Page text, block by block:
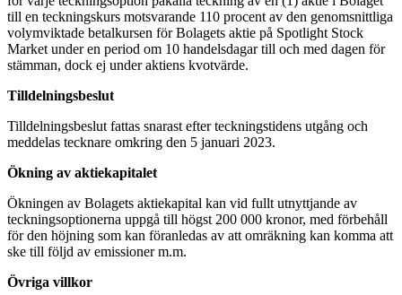
till en teckningskurs motsvarande 110 procent av den genomsnittliga
volymviktade betalkursen för Bolagets aktie på Spotlight Stock
Market under en period om 10 handelsdagar till och med dagen för
stämman, dock ej under aktiens kvotvärde.
Tilldelningsbeslut
Tilldelningsbeslut fattas snarast efter teckningstidens utgång och
meddelas tecknare omkring den 5 januari 2023.
Ökning av aktiekapitalet
Ökningen av Bolagets aktiekapital kan vid fullt utnyttjande av
teckningsoptionerna uppgå till högst 200 000 kronor, med förbehåll
för den höjning som kan föranledas av att omräkning kan komma att
ske till följd av emissioner m.m.
Övriga villkor